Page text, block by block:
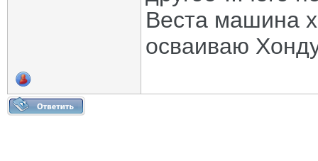
Веста машина
осваиваю